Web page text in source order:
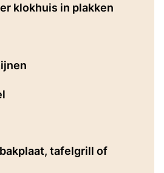
klokhuis in plakken
tafelgrill of